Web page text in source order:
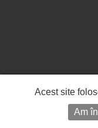
Acest site
Am